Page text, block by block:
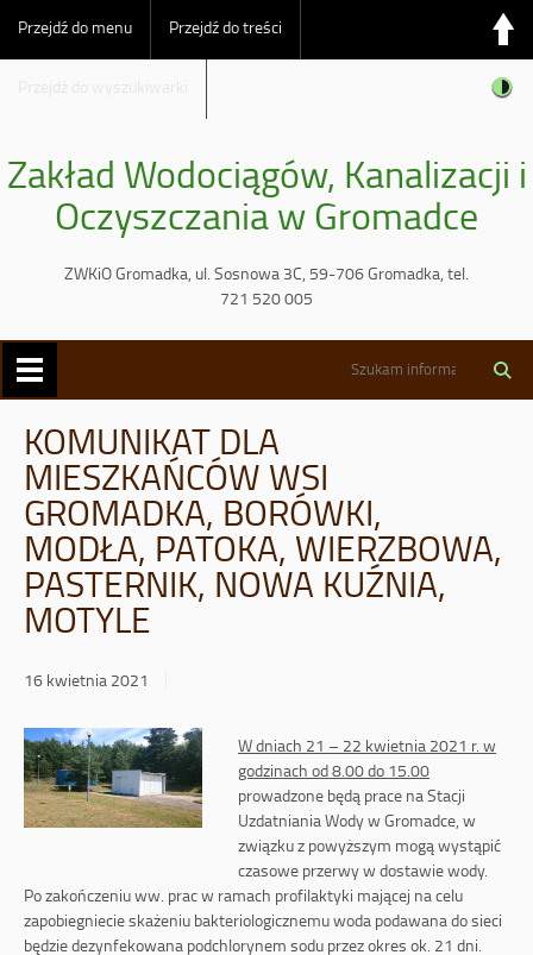
Przejdź do menu Przejdź do treści
Zakład Wodociągów, Kanalizacji i
Oczyszczania w Gromadce
ZWKiO Gromadka, ul. Sosnowa 3C, 59-706 Gromadka, tel.
721 520 005
KOMUNIKAT DLA
MIESZKAŃCÓW WSI
GROMADKA, BORÓWKI,
MODŁA, PATOKA, WIERZBOWA,
PASTERNIK, NOWA KUŹNIA,
MOTYLE
16 kwietnia 2021
W dniach 21 – 22 kwietnia 2021 r. w
godzinach od 8.00 do 15.00
prowadzone będą prace na Stacji
Uzdatniania Wody w Gromadce, w
związku z powyższym mogą wystąpić
czasowe przerwy w dostawie wody.
Po zakończeniu ww. prac w ramach profilaktyki mającej na celu
zapobiegniecie skażeniu bakteriologicznemu woda podawana do sieci
będzie dezynfekowana podchlorynem sodu przez okres ok. 21 dni.